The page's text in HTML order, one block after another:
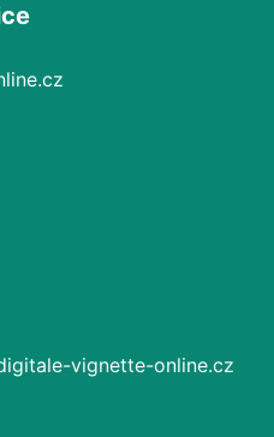
vignette-online.cz